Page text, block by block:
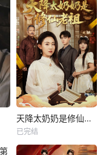
天降太奶奶是修仙老祖
已完结